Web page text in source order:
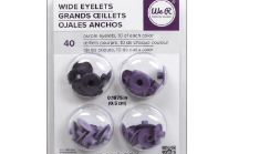
Purple
-
We
R
cantidad